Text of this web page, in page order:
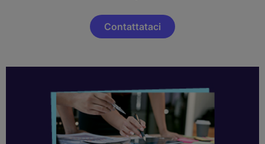
Contattataci